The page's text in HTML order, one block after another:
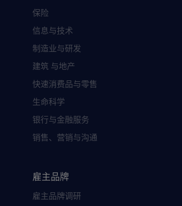
保险
信息与技术
制造业与研发
建筑 与地产
快速消费品与零售
生命科学
银行与金融服务
销售、营销与沟通
雇主品牌
雇主品牌调研